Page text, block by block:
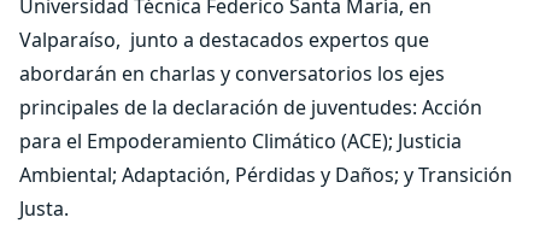
Universidad Técnica Federico Santa María, en
Valparaíso, junto a destacados expertos que
abordarán en charlas y conversatorios los ejes
principales de la declaración de juventudes: Acción
para el Empoderamiento Climático (ACE); Justicia
Ambiental; Adaptación, Pérdidas y Daños; y Transición
Justa.